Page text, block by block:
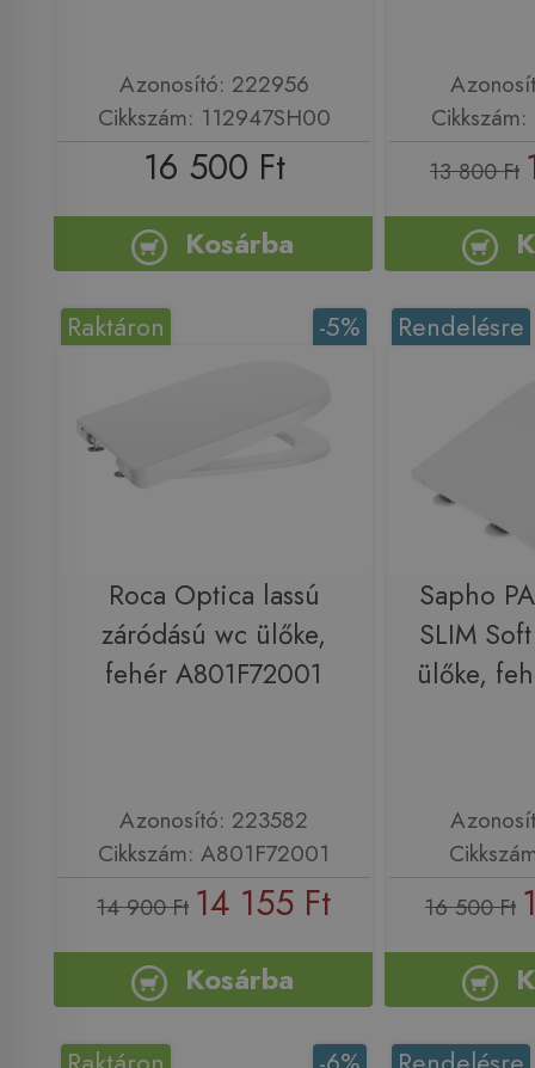
Azonosító: 222956
Cikkszám: 112947SH00
16 500 Ft
Kosárba
13 800 Ft
-5%
Raktáron
Roca Optica lassú
záródású wc ülőke,
fehér A801F72001
Azonosító: 223582
Cikkszám: A801F72001
14 900 Ft 14 155 Ft
Kosárba
Rendelésre
Sapho
SLIM
ülőke,
16 500 Ft